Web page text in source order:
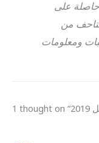
للصور والوثائق، 2016-2020، حاصلة على
من
ادارة مكتبات ومعلومات